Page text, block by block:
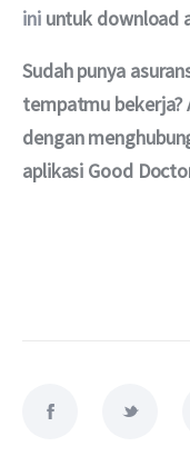
ini untuk download
Sudah punya
tempatmu bekerja?
dengan
aplikasi Good